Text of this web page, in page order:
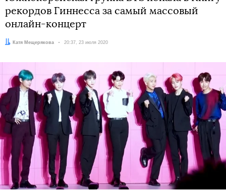
рекордов Гиннесса за самый массовый
онлайн-концерт
Автор:Катя Мещерякова Дата:
20:37, 23 июля 2020